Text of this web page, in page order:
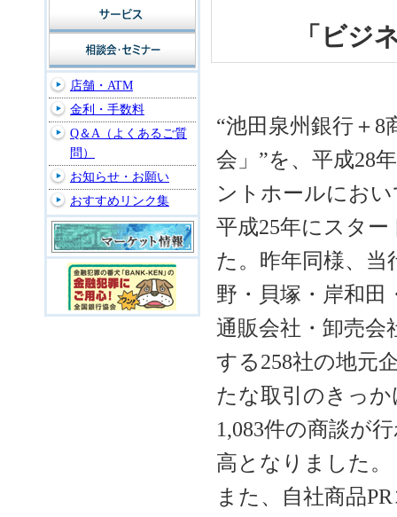
「ビジ
“池田泉州銀行＋
会」”を、平成28
ントホールにお
平成25年にスタ
た。昨年同様、当
野・貝塚・岸和田
通販会社・卸売会
する258社の地元
たな取引のきっ
1,083件の商談が
高となりました。
また、自社商品
店舗・ATM
金利・手数料
Q＆A（よくあるご質
問）
お知らせ・お願い
おすすめリンク集